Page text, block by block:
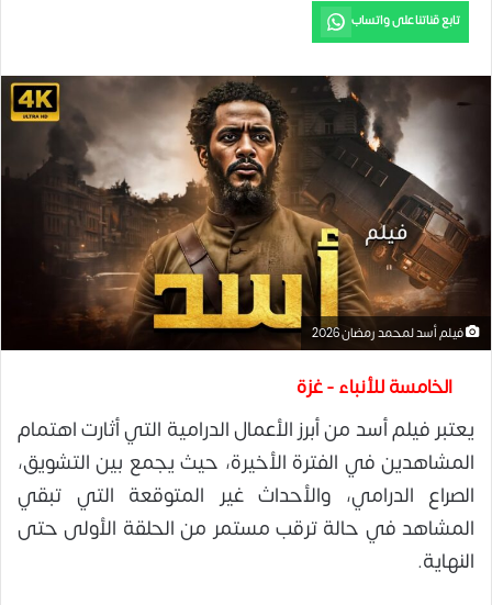
تابع قناتنا على واتساب
فيلم أسد لمحمد رمضان 2026
الخامسة للأنباء - غزة
يعتبر فيلم أسد من أبرز الأعمال الدرامية التي أثارت اهتمام
المشاهدين في الفترة الأخيرة، حيث يجمع بين التشويق،
الصراع الدرامي، والأحداث غير المتوقعة التي تبقي
المشاهد في حالة ترقب مستمر من الحلقة الأولى حتى
النهاية.